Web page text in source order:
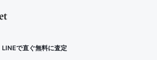
で直ぐ無料に査定